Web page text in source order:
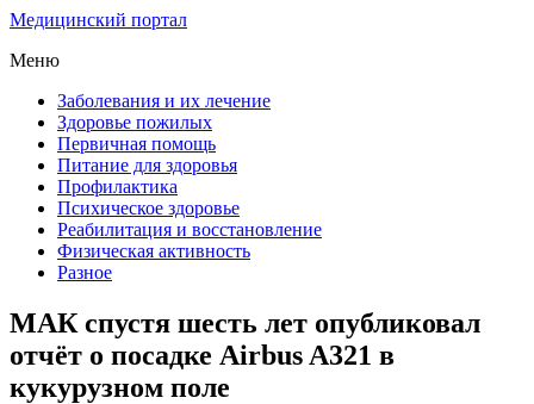
Медицинский портал
Меню
Заболевания и их лечение
Здоровье пожилых
Первичная помощь
Питание для здоровья
Профилактика
Психическое здоровье
Реабилитация и восстановление
Физическая активность
Разное
МАК спустя шесть лет опубликовал
отчёт о посадке Airbus A321 в
кукурузном поле